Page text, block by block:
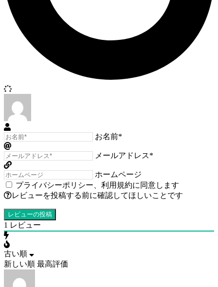
お名前*
メールアドレス*
ホームページ
プライバシーポリシー
利用規約に同意します
レビューを投稿する前に確認してほしいことです
1 レビュー
古い順
新しい順 最高評価